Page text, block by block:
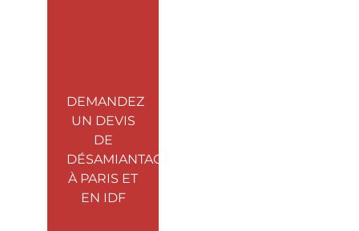
DEMANDEZ
UN DEVIS
DE
DÉSAMIANTAGE
À PARIS ET
EN IDF